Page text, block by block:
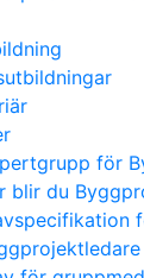
för
blir du